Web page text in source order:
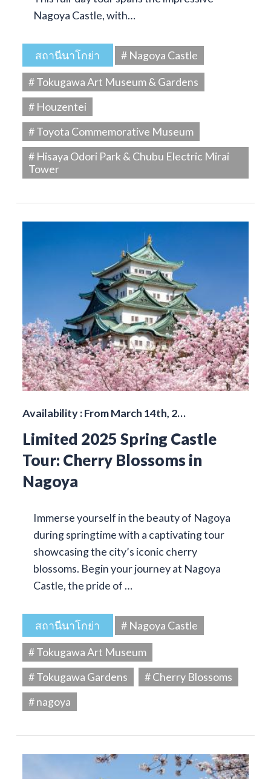
Nagoya Castle, with…
สถานีนาโกย่า
# Nagoya Castle
# Tokugawa Art Museum & Gardens
# Houzentei
# Toyota Commemorative Museum
# Hisaya Odori Park & Chubu Electric Mirai
Tower
Availability : From March 14th, 2…
Limited 2025 Spring Castle
Tour: Cherry Blossoms in
Nagoya
Immerse yourself in the beauty of Nagoya
during springtime with a captivating tour
showcasing the city’s iconic cherry
blossoms. Begin your journey at Nagoya
Castle, the pride of …
สถานีนาโกย่า
# Nagoya Castle
# Tokugawa Art Museum
# Tokugawa Gardens
# Cherry Blossoms
# nagoya